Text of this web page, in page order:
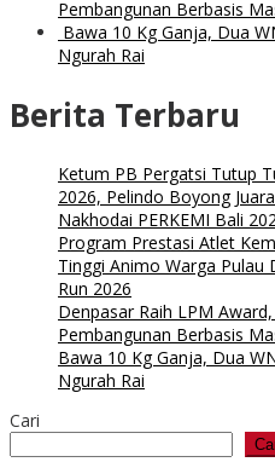
Pembangunan Berbasis
Bawa 10 Kg Ganja, Dua
Ngurah Rai
Berita Terbaru
Ketum PB Pergatsi Tutup
2026, Pelindo Boyong
Nakhodai PERKEMI Bali
Program Prestasi Atlet
Tinggi Animo Warga Pulau
Run 2026
Denpasar Raih LPM
Pembangunan Berbasis
Bawa 10 Kg Ganja, Dua
Ngurah Rai
Cari